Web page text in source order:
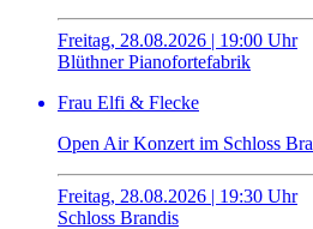
Freitag, 28.08.2026 | 19:00 Uhr
Blüthner Pianofortefabrik
Frau Elfi & Flecke
Open Air Konzert im Schloss
Freitag, 28.08.2026 | 19:30 Uhr
Schloss Brandis